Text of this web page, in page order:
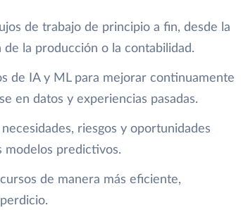
de trabajo de principio a fin, desde la
la producción o la contabilidad.
de IA y ML para mejorar continuamente
en datos y experiencias pasadas.
riesgos y oportunidades
modelos predictivos.
de manera más eficiente,